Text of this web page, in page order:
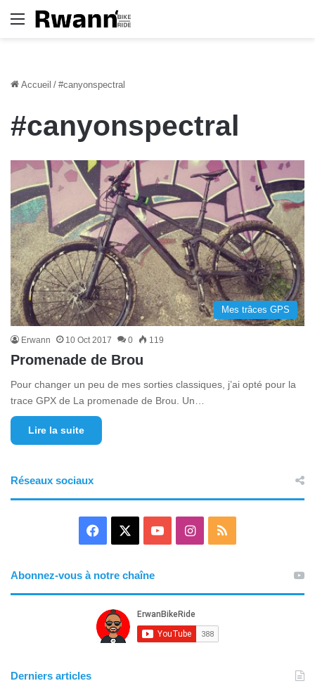
Menu
Accueil / #canyonspectral
#canyonspectral
Mes trâces GPS
Erwann 10 Oct 2017 0 119
Promenade de Brou
Pour changer un peu de mes sorties classiques, j’ai opté pour la
trace GPX de La promenade de Brou. Un…
Lire la suite
Réseaux sociaux
e
b
T
u
I
a
Abonnez-vous à notre chaîne
Derniers articles